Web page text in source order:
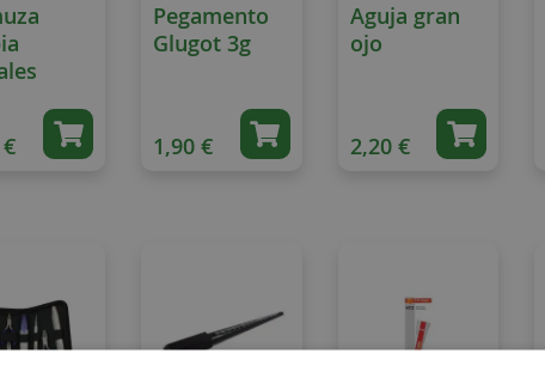
Pegamento
Glugot 3g
1,90 €
Aguja gran
ojo
2,20 €